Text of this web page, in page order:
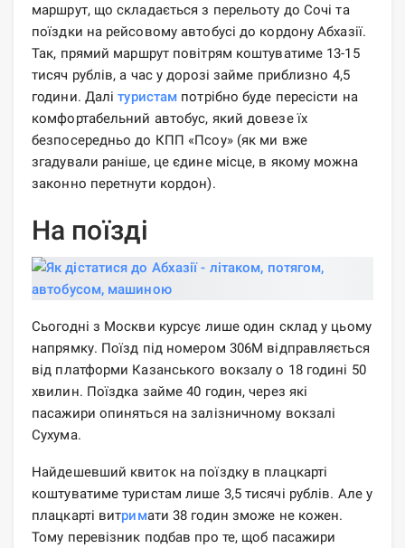
маршрут, що складається з перельоту до Сочі та
поїздки на рейсовому автобусі до кордону Абхазії.
Так, прямий маршрут повітрям коштуватиме 13-15
тисяч рублів, а час у дорозі займе приблизно 4,5
години. Далітуристам потрібно буде пересісти на
комфортабельний автобус, який довезе їх
безпосередньо до КПП «Псоу» (як ми вже
згадували раніше, це єдине місце, в якому можна
законно перетнути кордон).
На поїзді
Сьогодні з Москви курсує лише один склад у цьому
напрямку. Поїзд під номером 306М відправляється
від платформи Казанського вокзалу о 18 годині 50
хвилин. Поїздка займе 40 годин, через які
пасажири опиняться на залізничному вокзалі
Сухума.
Найдешевший квиток на поїздку в плацкарті
коштуватиме туристам лише 3,5 тисячі рублів. Але у
плацкарті витримати 38 годин зможе не кожен.
Тому перевізник подбав про те, щоб пасажири